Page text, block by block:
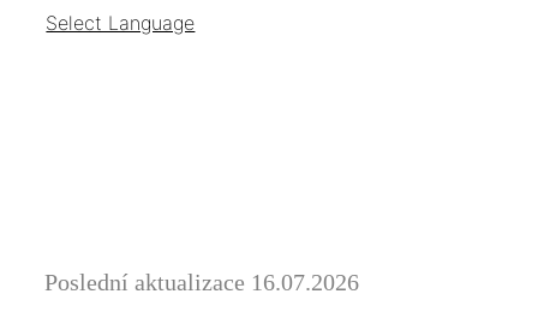
Select Language
Poslední aktualizace 16.07.2026